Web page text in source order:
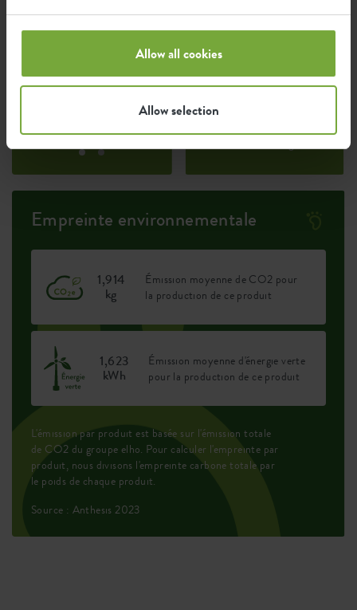
Allow all cookies
Allow selection
Certifications Guarantee
99années
Empreinte environnementale
1,914
kg
Émission moyenne de CO2 pour
la production de ce produit
1,623
kWh
Émission moyenne d'énergie verte
pour la production de ce produit
L'émission par produit est basée sur l'émission totale
de CO2 du groupe elho. Pour calculer l'empreinte par
produit, nous divisons l'empreinte carbone totale par
le poids de chaque produit.
Source : Anthesis 2023